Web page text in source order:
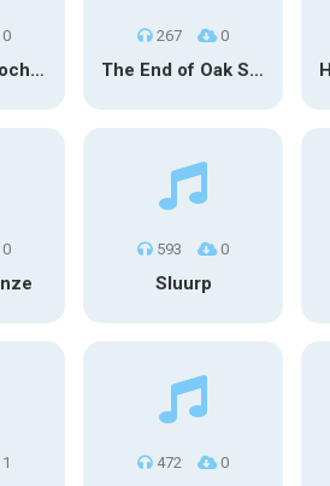
0
Futari No Kimochi (OST Inuyasha)
267 0
The End of Oak Street Trailer
0 593 0
Sluurp
1 472 0